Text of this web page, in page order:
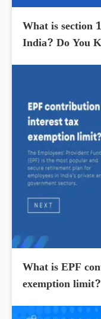
What is section
India? Do You
What is EPF
exemption limit?